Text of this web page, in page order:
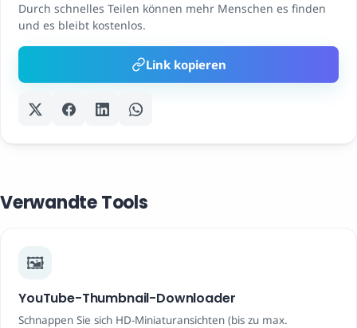
Durch schnelles Teilen können mehr Menschen es finden
und es bleibt kostenlos.
Link kopieren
Verwandte Tools
🖼️
YouTube-Thumbnail-Downloader
Schnappen Sie sich HD-Miniaturansichten (bis zu max.